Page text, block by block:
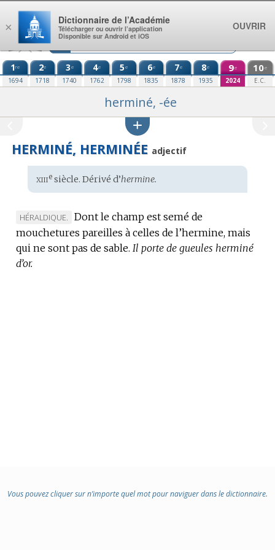
Aller au contenu
1re
1694
2e
1718
3e
1740
4e
1762
5e
1798
6e
1835
7e
1878
8e
1935
9e
2024
10e
E.C.
herminé, -ée
HERMINÉ, HERMINÉE adjectif
Étymologie
:
xiiiesiècle. Dérivé d’hermine.
MARQUE
DE
DOMAINE
:
HÉRALDIQUE.
Dont le champ est semé de
mouchetures pareilles à celles de l’hermine, mais
qui ne sont pas de sable. Il porte de gueules herminé
d’or.
Vous pouvez cliquer sur n’importe quel mot pour naviguer dans le dictionnaire.
×
Dictionnaire de l’Académie
Télécharger ou ouvrir l’application
Disponible sur Android et iOS
OUVRIR